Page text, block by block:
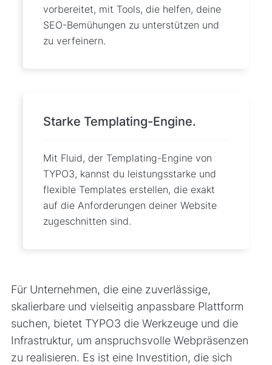
vorbereitet, mit Tools, die helfen, deine
SEO-Bemühungen zu unterstützen und
zu verfeinern.
Starke Templating-Engine.
Mit Fluid, der Templating-Engine von
TYPO3, kannst du leistungsstarke und
flexible Templates erstellen, die exakt
auf die Anforderungen deiner Website
zugeschnitten sind.
Für Unternehmen, die eine zuverlässige,
skalierbare und vielseitig anpassbare Plattform
suchen, bietet TYPO3 die Werkzeuge und die
Infrastruktur, um anspruchsvolle Webpräsenzen
zu realisieren. Es ist eine Investition, die sich